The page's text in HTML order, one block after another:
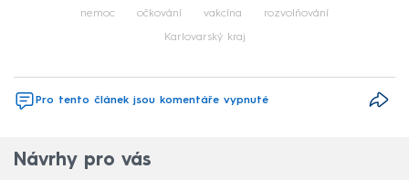
nemoc očkování vakcína rozvolňování
Karlovarský kraj
Pro tento článek jsou komentáře vypnuté
Návrhy pro vás